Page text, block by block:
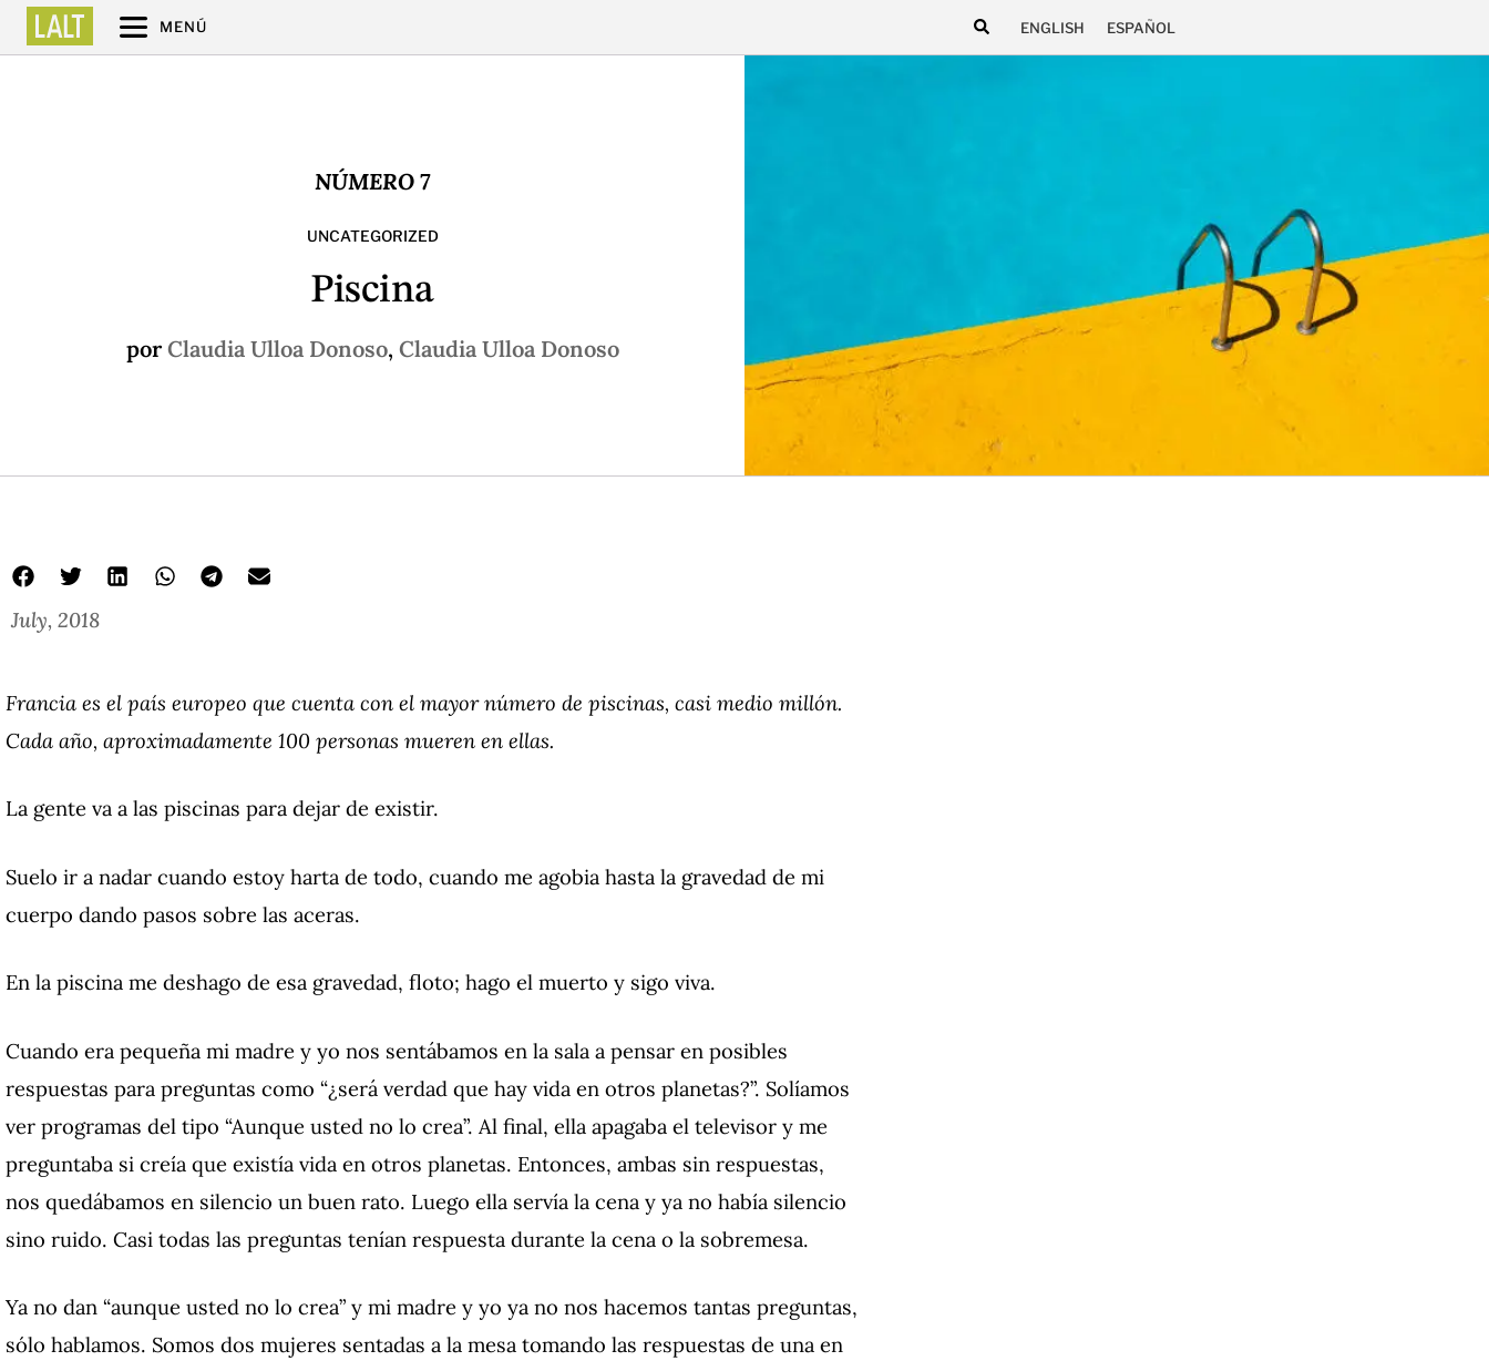
MENÚ ENGLISH ESPAÑOL
NÚMERO 7
UNCATEGORIZED
Piscina
por Claudia Ulloa Donoso, Claudia Ulloa Donoso
July, 2018
Francia es el país europeo que cuenta con el mayor número de piscinas, casi medio millón.
Cada año, aproximadamente 100 personas mueren en ellas.
La gente va a las piscinas para dejar de existir.
Suelo ir a nadar cuando estoy harta de todo, cuando me agobia hasta la gravedad de mi
cuerpo dando pasos sobre las aceras.
En la piscina me deshago de esa gravedad, floto; hago el muerto y sigo viva.
Cuando era pequeña mi madre y yo nos sentábamos en la sala a pensar en posibles
respuestas para preguntas como “¿será verdad que hay vida en otros planetas?”. Solíamos
ver programas del tipo “Aunque usted no lo crea”. Al final, ella apagaba el televisor y me
preguntaba si creía que existía vida en otros planetas. Entonces, ambas sin respuestas,
nos quedábamos en silencio un buen rato. Luego ella servía la cena y ya no había silencio
sino ruido. Casi todas las preguntas tenían respuesta durante la cena o la sobremesa.
Ya no dan “aunque usted no lo crea” y mi madre y yo ya no nos hacemos tantas preguntas,
sólo hablamos. Somos dos mujeres sentadas a la mesa tomando las respuestas de una en